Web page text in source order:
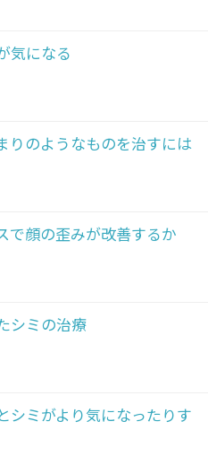
気になる
りのようなものを治すには
で顔の歪みが改善するか
シミの治療
シミがより気になったりす